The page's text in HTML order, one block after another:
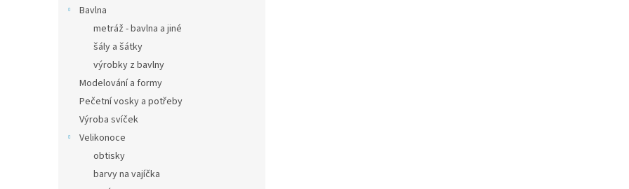
Bavlna
metráž - bavlna a jiné
šály a šátky
výrobky z bavlny
Modelování a formy
Pečetní vosky a potřeby
Výroba svíček
Velikonoce
obtisky
barvy na vajíčka